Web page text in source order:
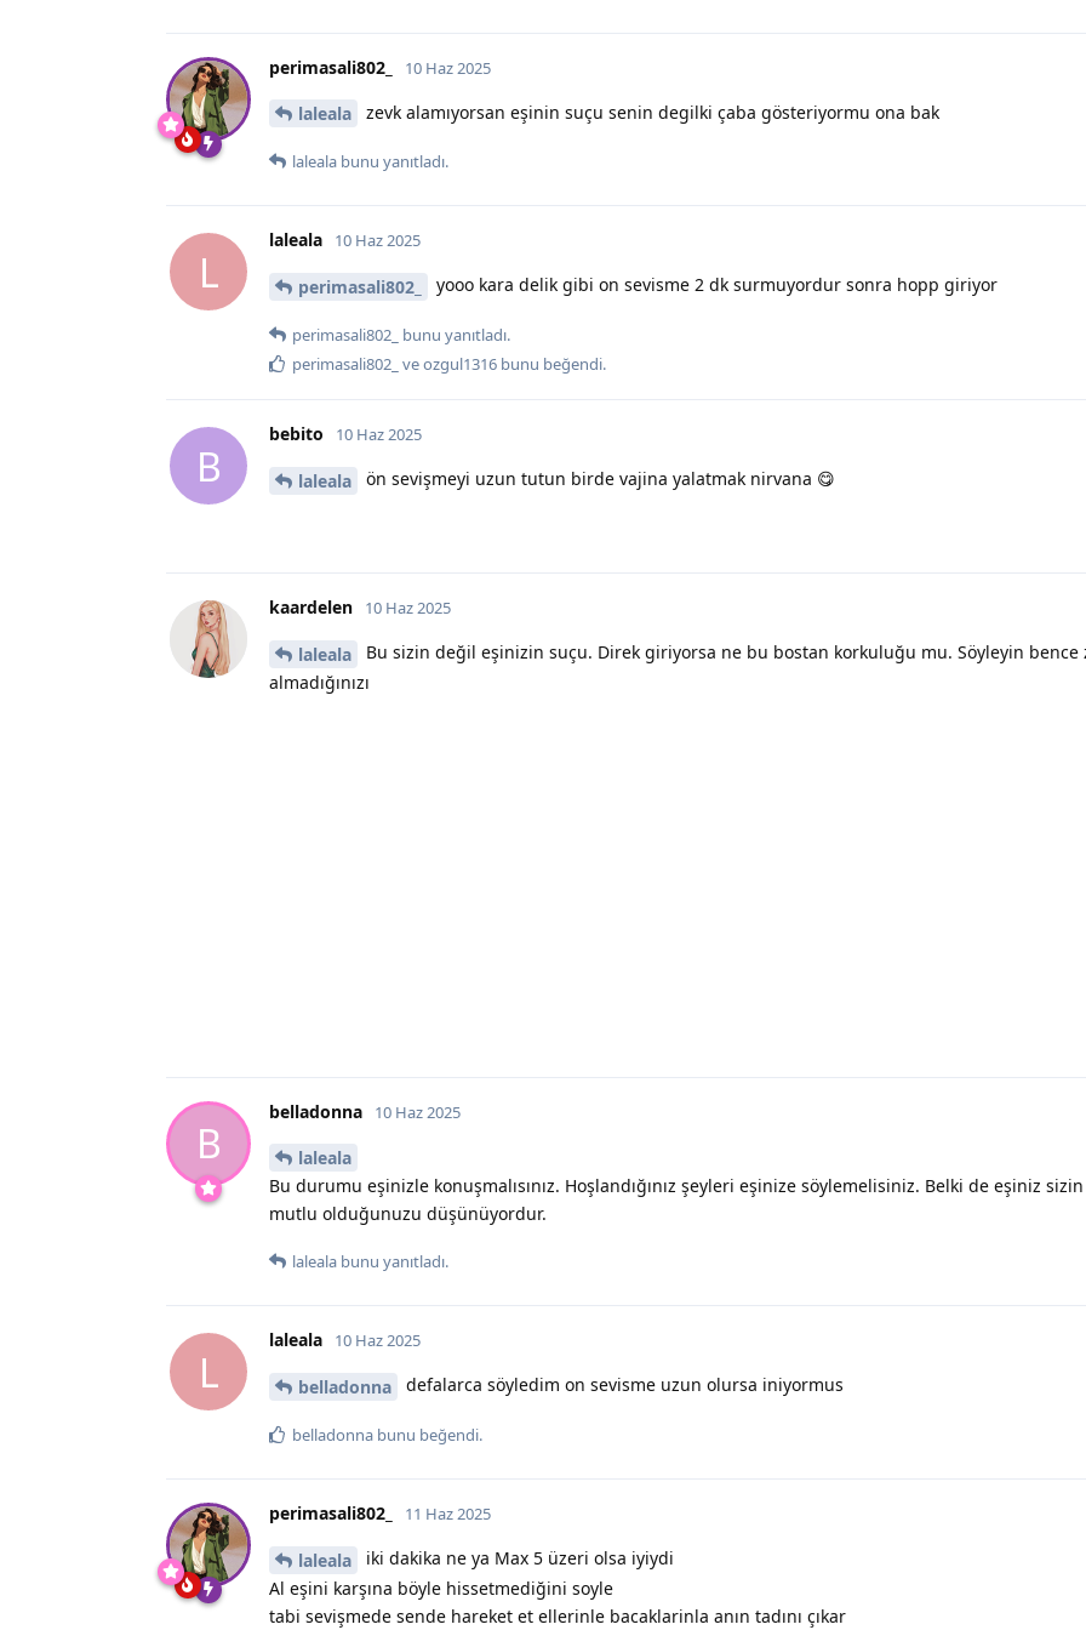
perimasali802_ 10 Haz 2025
laleala zevk alamıyorsan eşinin suçu senin degilki çaba gösteriyormu ona bak
laleala bunu yanıtladı.
L
laleala 10 Haz 2025
perimasali802_ yooo kara delik gibi on sevisme 2 dk surmuyordur sonra hopp giriyor
perimasali802_ bunu yanıtladı.
perimasali802_ veozgul1316 bunu beğendi.
B
bebito 10 Haz 2025
laleala ön sevişmeyi uzun tutun birde vajina yalatmak nirvana 😋
kaardelen 10 Haz 2025
laleala
Bu sizin değil eşinizin suçu. Direk giriyorsa ne bu bostan korkuluğu mu. Söyleyin bence
almadığınızı
B
belladonna 10 Haz 2025
laleala
Bu durumu eşinizle konuşmalısınız. Hoşlandığınız şeyleri eşinize söylemelisiniz. Belki de eşiniz
mutlu olduğunuzu düşünüyordur.
laleala bunu yanıtladı.
L
laleala 10 Haz 2025
belladonna defalarca söyledim on sevisme uzun olursa iniyormus
belladonna bunu beğendi.
perimasali802_ 11 Haz 2025
laleala
iki dakika ne ya Max 5 üzeri olsa iyiydi
Al eşini karşına böyle hissetmediğini soyle
tabi sevişmede sende hareket et ellerinle bacaklarinla anın tadını çıkar